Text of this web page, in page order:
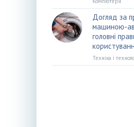
Догляд за
машиною-
головні
Техніка і